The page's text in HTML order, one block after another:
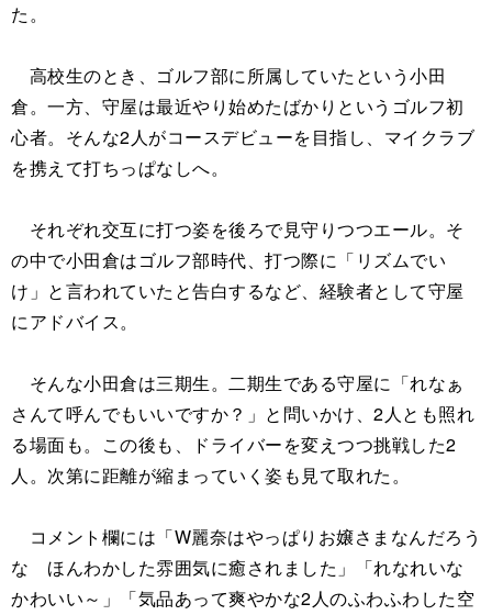
た。
高校生のとき、ゴルフ部に所属していたという小田
倉。一方、守屋は最近やり始めたばかりというゴルフ初
心者。そんな2人がコースデビューを目指し、マイクラブ
を携えて打ちっぱなしへ。
それぞれ交互に打つ姿を後ろで見守りつつエール。そ
の中で小田倉はゴルフ部時代、打つ際に「リズムでい
け」と言われていたと告白するなど、経験者として守屋
にアドバイス。
そんな小田倉は三期生。二期生である守屋に「れなぁ
さんて呼んでもいいですか？」と問いかけ、2人とも照れ
る場面も。この後も、ドライバーを変えつつ挑戦した2
人。次第に距離が縮まっていく姿も見て取れた。
コメント欄には「W麗奈はやっぱりお嬢さまなんだろう
な ほんわかした雰囲気に癒されました」「れなれいな
かわいい～」「気品あって爽やかな2人のふわふわした空